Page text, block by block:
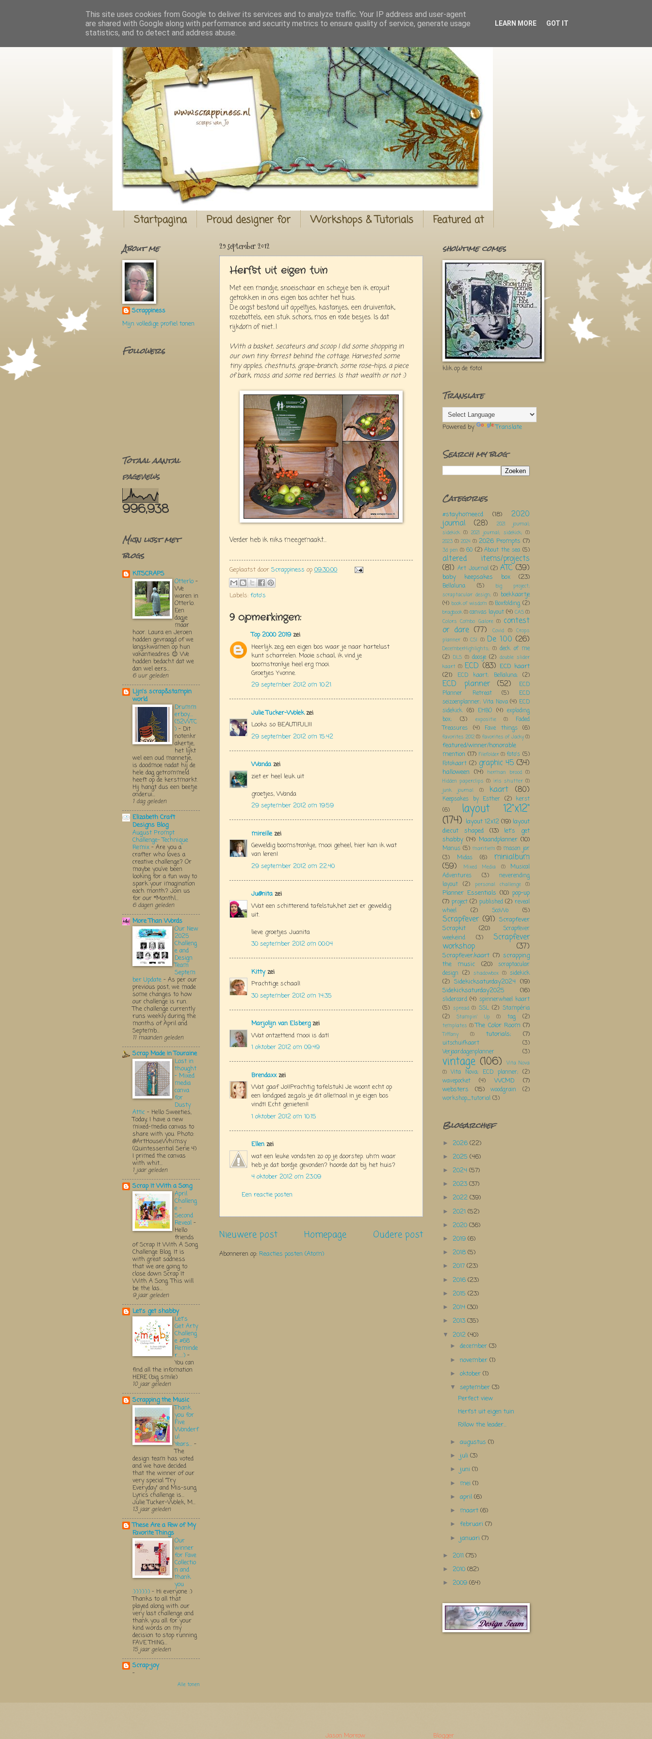
Startpagina Proud designer for Workshops & Tutorials Featured at
29 september 2012
Herfst uit eigen tuin
Met een mandje, snoeischaar en schepje ben ik eropuit
getrokken in ons eigen bos achter het huis.
De oogst bestond uit appeltjes, kastanjes, een druiventak,
rozebottels, een stuk schors, mos en rode besjes. Is dat
rijkdom of niet...!
With a basket, secateurs and scoop I did some shopping in
our own tiny forrest behind the cottage. Harvested some
tiny apples, chestnuts, grape-branch, some rose-hips, a piece
of bark, moss and some red berries. Is that wealth or not :)
Verder heb ik niks meegemaakt...
Geplaatst door Scrappiness op 09:30:00
Labels: foto's
9 opmerkingen:
Top 2000 2019zei
Heerlijk zeg, een eigen bos waar je naar hartelust
kunt scharrelen. Mooie schaal, ik vind je
boomstronkje heel erg mooi.
Groetjes Yvonne.
29 september 2012 om 10:21
Julie Tucker-Wolekzei
Looks so BEAUTIFUL!!!
29 september 2012 om 15:42
Wanda zei
ziet er heel leuk uit
groetjes, Wanda
29 september 2012 om 19:59
mireillezei
Geweldig boomstronkje, mooi geheel, hier kan ik wat
van leren!
29 september 2012 om 22:40
Ju@nita zei
Wat een schitterend tafelstuk,het ziet er geweldig
uit.
lieve groetjes Juanita
30 september 2012 om 00:04
Kittyzei
Prachtige schaal!
30 september 2012 om 14:35
Marjolijn van Elsbergzei
Wat ontzettend mooi is dat!
1 oktober 2012 om 09:49
Brendaxxzei
Wat gaaf Jo!!Prachtig tafelstuk! Je woont echt op
een landgoed zeg,als je dit allemaal in je eigen bos
vindt! Echt genieten!!
1 oktober 2012 om 10:15
Ellen zei
wat een leuke vondsten zo op je doorstep. uhm waar
heb je dat bordje gevonden? hoorde dat bij het huis?
4 oktober 2012 om 23:09
Een reactie posten
Nieuwere post Oudere post
Homepage
Abonneren op: Reacties posten (Atom)
About me
Scrappiness
Mijn volledige profiel tonen
Followers
Totaal aantal
pageviews
996,938
Mijn lijst met
blogs
KITSCRAPS
Otterlo -
We
waren in
Otterlo.
Een
dagje
maar
hoor. Laura en Jeroen
hadden gevraagd of we
langskwamen op hun
vakantieadres 😊 We
hadden bedacht dat we
dan wel eers...
6 uur geleden
Lijn's scrap&stampin
world
Drumm
erboy....
(52WTC
) - Dit
notenkr
akertje,
het lijkt
wel een oud mannetje,
is doodmoe nadat hij de
hele dag getrommeld
heeft op de kerstmarkt.
Hij hangt dus een beetje
onderui...
1 dag geleden
Elizabeth Craft
Designs Blog
August Prompt
Challenge- Technique
Remix - Are you a
crafter who loves a
creative challenge? Or
maybe you’ve been
looking for a fun way to
spark your imagination
each month? Join us
for our *Monthl...
6 dagen geleden
More Than Words
Our New
2025
Challeng
e and
Design
Team
Septem
ber Update - As per our
previous post, we made
some changes to how
our challenge is run.
The challenge currently
runs weekly during the
months of April and
Septemb...
11 maanden geleden
Scrap Made in Touraine
Lost in
thought
- Mixed
media
canva
for
Dusty
Attic - Hello Sweeties,
Today, I have a new
mixed-media canvas to
share with you. Photo:
@ArtHouseWhimsy
(Quintessential Serie 4)
I primed the canvas
with whit...
1 jaar geleden
Scrap It With a Song
April
Challeng
e -
Second
Reveal -
Hello
friends
of Scrap It With A Song
Challenge Blog. It is
with great sadness
that we are going to
close down Scrap It
With A Song. This will
be the las...
9 jaar geleden
Let's get shabby
Let's
Get Arty
Challeng
e #68
Reminde
r.....:) -
You can
find all the infomation
HERE (big smile)
10 jaar geleden
Scrapping the Music
Thank
you for
Five
Wonderf
ul
Years... -
The
design team has voted
and we have decided
that the winner of our
very special "Try
Everyday" and Mis-sung
Lyrics challenge is...
Julie Tucker-Wolek, M...
13 jaar geleden
These Are a Few of My
Favorite Things
Our
winner
for Fave
Collectio
n and
thank
you
:):):):):):) - Hi everyone :)
Thanks to all that
played along with our
very last challenge and
thank you all for your
kind words on my
decision to stop running
FAVE THING...
15 jaar geleden
Scrap-joy
-
Alle tonen
showtime comes
klik op de foto!
Translate
Powered by Translate
Search my blog
Categories
#stayhomeecd (18) 2020
journal (28)
2021 journal;
sidekick (1) 2021 journal; sidekick; (1)
2023 (1) 2024 (1) 2026 Prompts (7)
3d pen (1) 60 (2) About the sea (5)
altered items/projects
(81) Art Journal (2) ATC (39)
baby keepsakes box (23)
Bellaluna (5)
big project;
scraptacular design; (1) boekkaartje
(4) book of wisdom (1) Boxfolding (2)
bragbook(1)canvas layout (4) CAS(1)
Colors Combo Galore (1) contest
or dare (77) Covid (1) Crops
planner (1) CSI (1) De 100 (26)
DecemberHighlights; (1) deck of me
(2) DLS (1) doosje (2) double slider
kaart (1) ECD (83) ECD kaart
(21)
ECD kaart; Bellaluna; (2)
ECD planner (52)
ECD
Planner Retreat
(5)
ECD
seizoenplanner; Vita Nova (4) ECD
sidekick (6) EHBO (4) exploding
box;
(3) expositie (1)
Faded
Treasures
(4) Fave things (6)
favorites 2012 (1) favorites of Jacky (1)
featured/winner/honorable
mention (17) Filefolder (1) foto's (5)
Fotokaart (2) graphic 45 (34)
halloween (14) herman brood (1)
Hidden paperclips (1) iris shutter (1)
junk journal
(1) kaart (80)
Keepsakes by Esther (2) kerst
(6)
layout 12"x12"
(174) layout 12x12 (19) layout
diecut shaped
(13)
let's get
shabby (14) Maandplanner (10)
Manus (5) maritiem (1) mason jar
(3)
Midas (6) minialbum
(59) Mixed Media (1)
Musical
Adventures
(3)
neverending
layout (2) personal challenge (1)
Planner Essentials (10) pop-up
(7) project (2) published (2) reveal
wheel
(2) ScoWo (5)
Scrapfever (91) Scrapfever
Scrapkit
(20)
Scrapfever
weekeind
(3) Scrapfever
workshop (37)
Scrapfever;kaart (7) scrapping
the music
(20)
scraptacular
design (2) shadowbox (1) sidekick
(2) Sidekicksaturday2024 (19)
Sidekicksaturday2025
(16)
slidercard (4) spinnerwheel kaart
(5) spread (1) SSL (2) Stampéria
(2)
Stampin' Up (1) tag (2)
templates (1) The Color Room (7)
Tiffany (1) tutorials; (7)
uitschuifkaart
(3)
Verjaardagenplanner
(3)
vintage (106)
Vita Nova
(1) Vita Nova; ECD planner; (2)
wavepocket
(4) WCMD
(7)
websters
(15) woodgrain
(2)
workshop_tutorial (3)
Blogarchief
► 2026 (22)
► 2025 (46)
► 2024 (57)
► 2023 (37)
► 2022 (39)
► 2021 (52)
► 2020 (36)
► 2019 (6)
► 2018 (5)
► 2017 (23)
► 2016 (23)
► 2015 (23)
► 2014 (30)
► 2013 (35)
▼ 2012 (40)
►december(3)
►november(1)
►oktober(1)
▼september(3)
Perfect view
Herfst uit eigen tuin
Follow the leader...
►augustus(1)
► juli(3)
► juni(1)
► mei(1)
►april(6)
► maart(6)
►februari(7)
► januari(7)
► 2011 (75)
► 2010 (82)
► 2009 (64)
Jason Morrow. Mogelijk gemaakt door Blogger.
This site uses cookies from Google to deliver its services and to analyze traffic. Your IP address and user-agent
are shared with Google along with performance and security metrics to ensure quality of service, generate usage
statistics, and to detect and address abuse.
LEARN MORE GOT IT